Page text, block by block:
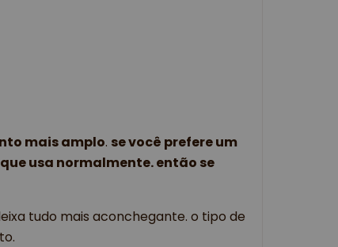
mais amplo. se você prefere um
usa normalmente. então se
tudo mais aconchegante. o tipo de